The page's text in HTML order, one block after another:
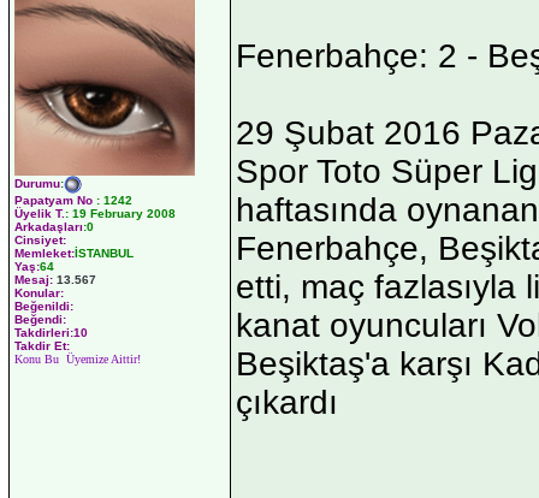
Durumu:
Papatyam No : 1242
Üyelik T. : 19 February 2008
Arkadaşları:0
Cinsiyet:
Memleket:İSTANBUL
Yaş:64
Mesaj: 13.567
Konular:
Beğenildi:
Beğendi:
Takdirleri:10
Takdir Et:
Konu Bu Üyemize Aittir!
Fenerbahçe: 2 -
29 Şubat 2016
Spor Toto Süper
haftasında
Fenerbahçe,
etti, maç fazlasıyla
kanat oyuncuları
Beşiktaş'a karşı
çıkardı